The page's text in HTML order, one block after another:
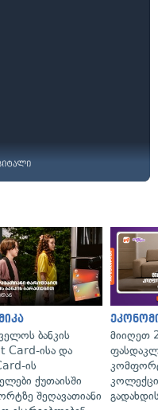
ბანკის
Card-ისა და
ის
ქუთაისში
შეღავათიანი
მიიღეთ